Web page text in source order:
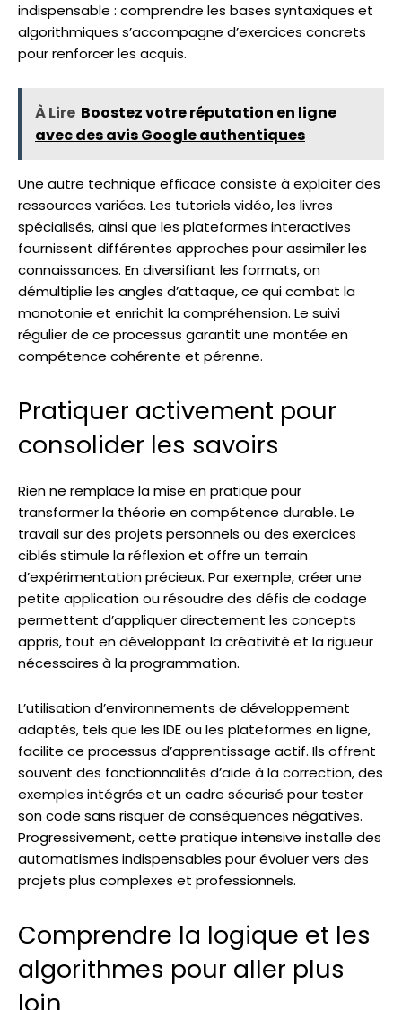
indispensable : comprendre les bases syntaxiques et
algorithmiques s’accompagne d’exercices concrets
pour renforcer les acquis.
À Lire Boostez votre réputation en ligne
avec des avis Google authentiques
Une autre technique efficace consiste à exploiter des
ressources variées. Les tutoriels vidéo, les livres
spécialisés, ainsi que les plateformes interactives
fournissent différentes approches pour assimiler les
connaissances. En diversifiant les formats, on
démultiplie les angles d’attaque, ce qui combat la
monotonie et enrichit la compréhension. Le suivi
régulier de ce processus garantit une montée en
compétence cohérente et pérenne.
Pratiquer activement pour
consolider les savoirs
Rien ne remplace la mise en pratique pour
transformer la théorie en compétence durable. Le
travail sur des projets personnels ou des exercices
ciblés stimule la réflexion et offre un terrain
d’expérimentation précieux. Par exemple, créer une
petite application ou résoudre des défis de codage
permettent d’appliquer directement les concepts
appris, tout en développant la créativité et la rigueur
nécessaires à la programmation.
L’utilisation d’environnements de développement
adaptés, tels que les IDE ou les plateformes en ligne,
facilite ce processus d’apprentissage actif. Ils offrent
souvent des fonctionnalités d’aide à la correction, des
exemples intégrés et un cadre sécurisé pour tester
son code sans risquer de conséquences négatives.
Progressivement, cette pratique intensive installe des
automatismes indispensables pour évoluer vers des
projets plus complexes et professionnels.
Comprendre la logique et les
algorithmes pour aller plus
loin